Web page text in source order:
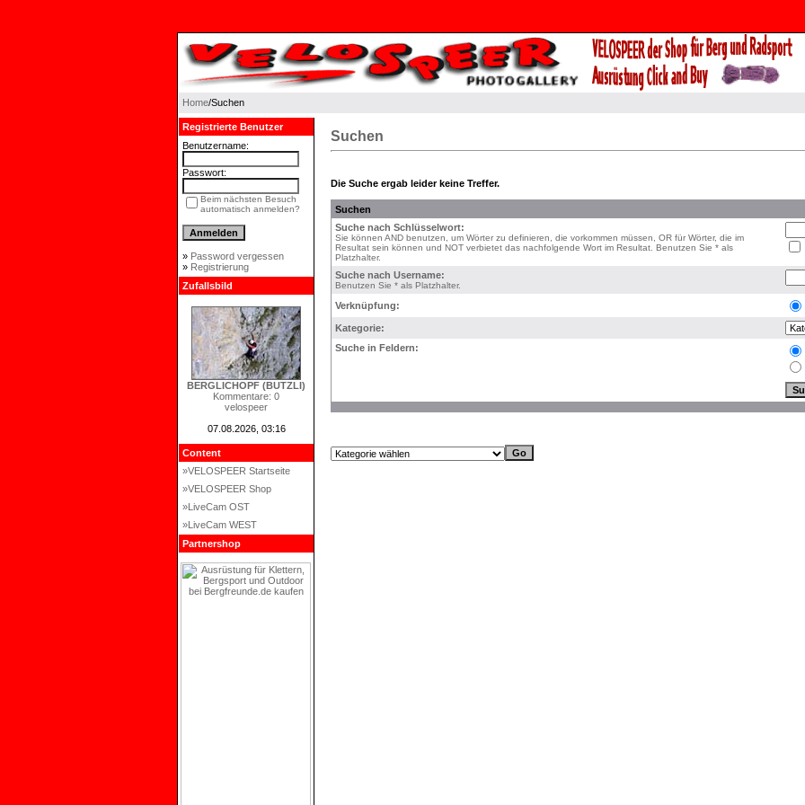
Home/Suchen
Registrierte Benutzer
Benutzername:
Passwort:
Beim nächsten Besuch
automatisch anmelden?
» Password vergessen
» Registrierung
Zufallsbild
BERGLICHOPF (BUTZLI)
Kommentare: 0
velospeer
07.08.2026, 03:16
Content
»VELOSPEER Startseite
»VELOSPEER Shop
»LiveCam OST
»LiveCam WEST
Partnershop
Suchen
Die Suche ergab leider keine Treffer.
Suchen
Suche nach Schlüsselwort:
Sie können AND benutzen, um Wörter zu definieren, die vorkommen müssen, OR für Wörter, die im
Resultat sein können und NOT verbietet das nachfolgende Wort im Resultat. Benutzen Sie * als
Platzhalter.
Suche nach Username:
Benutzen Sie * als Platzhalter.
Verknüpfung:
Kategorie:
Suche in Feldern: